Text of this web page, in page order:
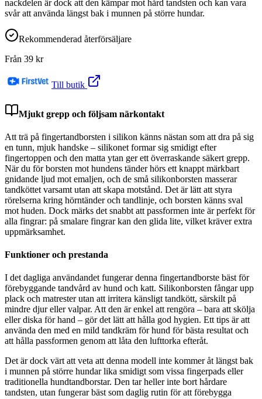
nackdelen är dock att den kämpar mot hård tandsten och kan vara
svår att använda längst bak i munnen på större hundar.
Rekommenderad återförsäljare
Från 39 kr
Till butik
Mjukt grepp och följsam närkontakt
Att trä på fingertandborsten i silikon känns nästan som att dra på sig
en tunn, mjuk handske – silikonet formar sig smidigt efter
fingertoppen och den matta ytan ger ett överraskande säkert grepp.
När du för borsten mot hundens tänder hörs ett knappt märkbart
gnidande ljud mot emaljen, och de små silikonborsten masserar
tandköttet varsamt utan att skapa motstånd. Det är lätt att styra
rörelserna kring hörntänder och tandlinje, och borsten känns sval
mot huden. Dock märks det snabbt att passformen inte är perfekt för
alla fingrar: på smalare fingrar kan den glida lite, vilket kräver extra
uppmärksamhet.
Funktioner och prestanda
I det dagliga användandet fungerar denna fingertandborste bäst för
förebyggande tandvård av hund och katt. Silikonborsten fångar upp
plack och matrester utan att irritera känsligt tandkött, särskilt på
mindre djur eller valpar. Att den är enkel att rengöra – bara att skölja
eller diska för hand – gör det lätt att hålla god hygien. Ett tips är att
använda den med en mild tandkräm för hund för bästa resultat och
att hålla passformen genom att låta den lufttorka efteråt.
Det är dock värt att veta att denna modell inte kommer åt längst bak
i munnen på större hundar lika smidigt som vissa fingerpads eller
traditionella hundtandborstar. Den tar heller inte bort hårdare
tandsten, utan fungerar bäst som daglig rutin för att förebygga